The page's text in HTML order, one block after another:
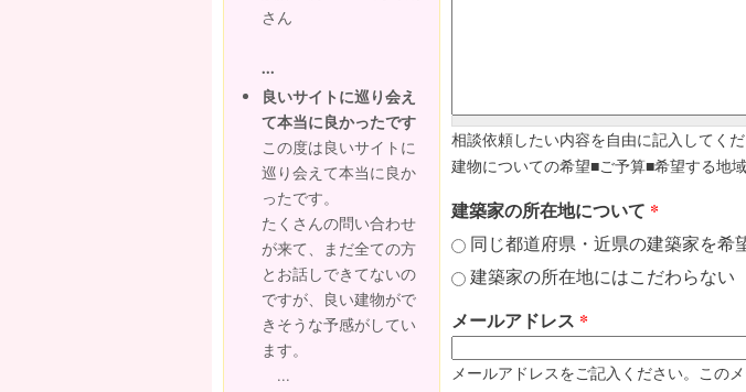
相談依頼したい内容を自由に記入してく
建物についての希望■ご予算■希望する地
建築家の所在地について *
同じ都道府県・近県の建築家を希
建築家の所在地にはこだわらない
メールアドレス *
メールアドレスをご記入ください。この
さん
...
良いサイトに巡り会え
て本当に良かったです
この度は良いサイトに
巡り会えて本当に良か
ったです。
たくさんの問い合わせ
が来て、まだ全ての方
とお話しできてないの
ですが、良い建物がで
きそうな予感がしてい
ます。
...